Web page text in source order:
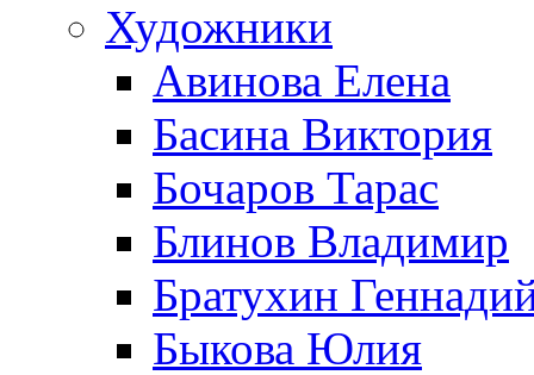
Художники
Авинова Елена
Басина Виктория
Бочаров Тарас
Блинов Владимир
Братухин
Быкова Юлия